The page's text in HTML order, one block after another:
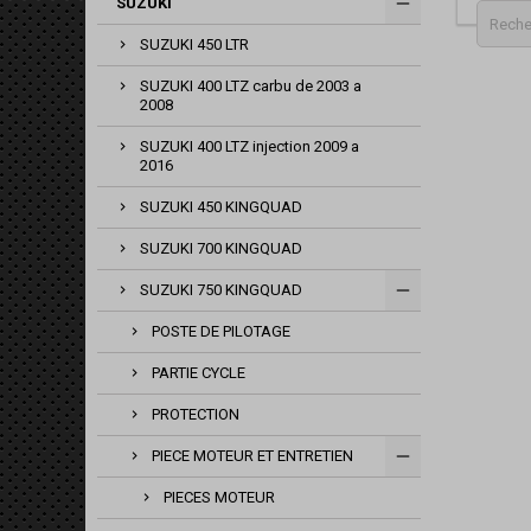
SUZUKI 450 LTR
SUZUKI 400 LTZ carbu de 2003 a
2008
SUZUKI 400 LTZ injection 2009 a
2016
SUZUKI 450 KINGQUAD
SUZUKI 700 KINGQUAD
SUZUKI 750 KINGQUAD
POSTE DE PILOTAGE
PARTIE CYCLE
PROTECTION
PIECE MOTEUR ET ENTRETIEN
PIECES MOTEUR